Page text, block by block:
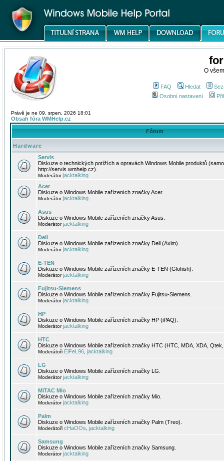
O
FAQ Hledat
Osobní nastavení
Právě je ne 09. srpen, 2026 18:01
Obsah fóra WMHelp.cz
Fórum
Hardware
Servis
Diskuze o technických potížích a opravách Windows Mobile produktů
http://servis.wmhelp.cz).
Moderátorjacktalking
Acer
Diskuze o Windows Mobile zařízeních značky Acer.
Moderátorjacktalking
Asus
Diskuze o Windows Mobile zařízeních značky Asus.
Moderátorjacktalking
Dell
Diskuze o Windows Mobile zařízeních značky Dell (Axim).
Moderátorjacktalking
E-TEN
Diskuze o Windows Mobile zařízeních značky E-TEN (Glofiish).
Moderátorjacktalking
Fujitsu-Siemens
Diskuze o Windows Mobile zařízeních značky Fujitsu-Siemens.
Moderátorjacktalking
HP
Diskuze o Windows Mobile zařízeních značky HP (iPAQ).
Moderátorjacktalking
HTC
Diskuze o Windows Mobile zařízeních značky HTC (HTC, MDA, XDA,
Moderátoři EiFeL96 jacktalking
LG
Diskuze o Windows Mobile zařízeních značky LG.
Moderátorjacktalking
MiTAC Mio
Diskuze o Windows Mobile zařízeních značky Mio.
Moderátorjacktalking
Palm
Diskuze o Windows Mobile zařízeních značky Palm (Treo).
Moderátoři cHaOOs jacktalking
Samsung
Diskuze o Windows Mobile zařízeních značky Samsung.
Moderátorjacktalking